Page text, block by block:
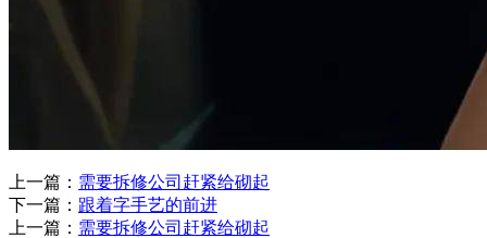
上一篇： 需要拆修公司赶紧给砌起
下一篇： 跟着字手艺的前进
上一篇： 需要拆修公司赶紧给砌起